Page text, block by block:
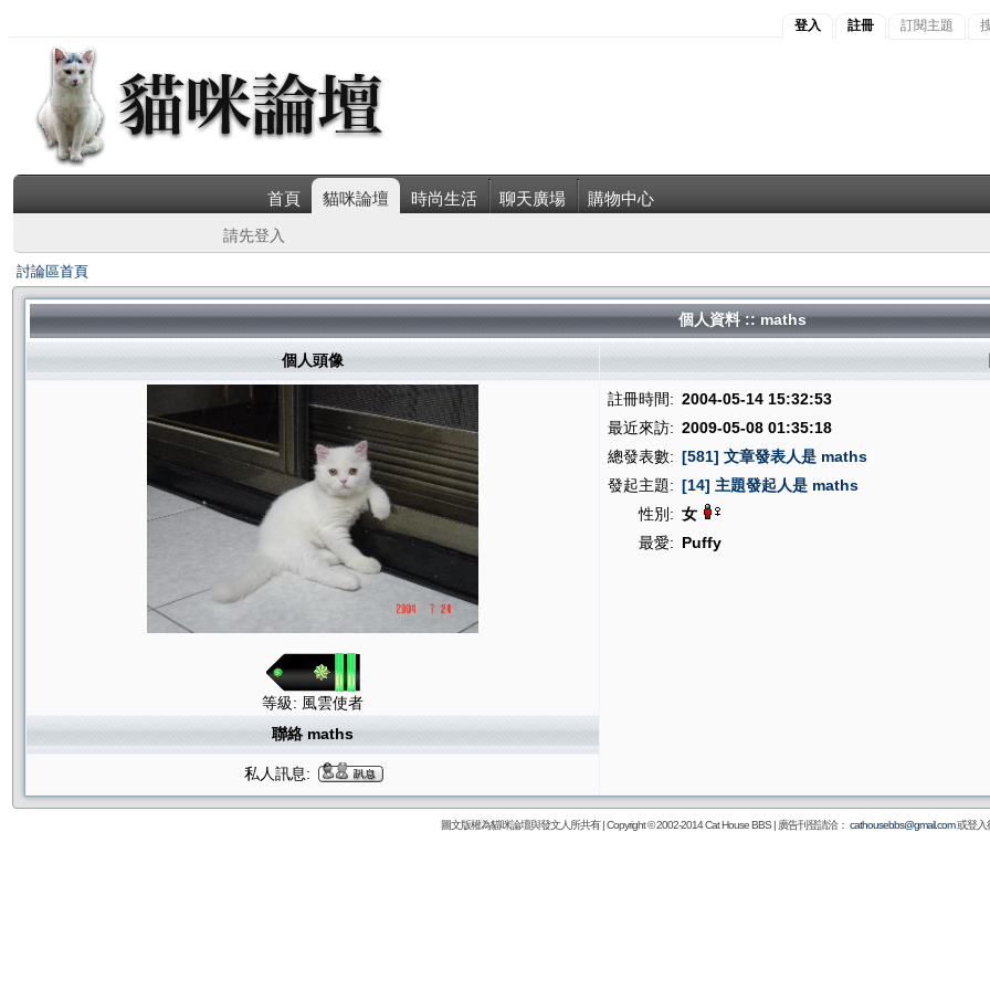
登入 註冊 訂閱主題
首頁 貓咪論壇 時尚生活 聊天廣場 購物中心
請先登入
討論區首頁
個人資料 :: maths
個人頭像
等級: 風雲使者
註冊時間: 2004-05-14 15:32:53
最近來訪: 2009-05-08 01:35:18
總發表數: [581] 文章發表人是 maths
發起主題: [14] 主題發起人是 maths
性別: 女
最愛: Puffy
聯絡 maths
私人訊息:
圖文版權為貓咪論壇與發文人所共有 | Copyright © 2002-2014Cat House BBS| 廣告刊登請洽： cathousebbs@gmail.com或登入